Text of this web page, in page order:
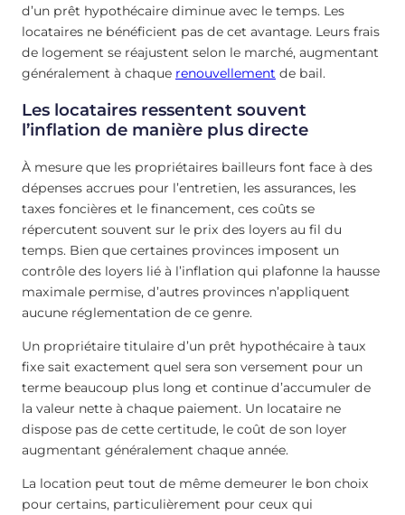
d’un prêt hypothécaire diminue avec le temps. Les
locataires ne bénéficient pas de cet avantage. Leurs frais
de logement se réajustent selon le marché, augmentant
généralement à chaque renouvellement de bail.
Les locataires ressentent souvent
l’inflation de manière plus directe
À mesure que les propriétaires bailleurs font face à des
dépenses accrues pour l’entretien, les assurances, les
taxes foncières et le financement, ces coûts se
répercutent souvent sur le prix des loyers au fil du
temps. Bien que certaines provinces imposent un
contrôle des loyers lié à l’inflation qui plafonne la hausse
maximale permise, d’autres provinces n’appliquent
aucune réglementation de ce genre.
Un propriétaire titulaire d’un prêt hypothécaire à taux
fixe sait exactement quel sera son versement pour un
terme beaucoup plus long et continue d’accumuler de
la valeur nette à chaque paiement. Un locataire ne
dispose pas de cette certitude, le coût de son loyer
augmentant généralement chaque année.
La location peut tout de même demeurer le bon choix
pour certains, particulièrement pour ceux qui